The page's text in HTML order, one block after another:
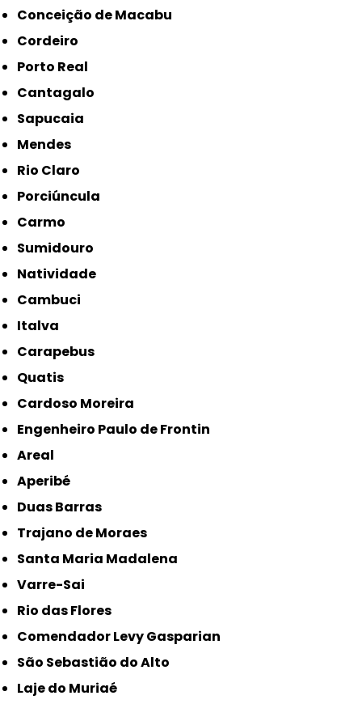
Conceição de Macabu
Cordeiro
Porto Real
Cantagalo
Sapucaia
Mendes
Rio Claro
Porciúncula
Carmo
Sumidouro
Natividade
Cambuci
Italva
Carapebus
Quatis
Cardoso Moreira
Engenheiro Paulo de Frontin
Areal
Aperibé
Duas Barras
Trajano de Moraes
Santa Maria Madalena
Varre-Sai
Rio das Flores
Comendador Levy Gasparian
São Sebastião do Alto
Laje do Muriaé